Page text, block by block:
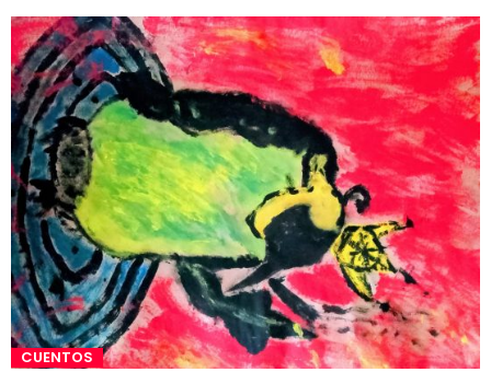
CUENTOS